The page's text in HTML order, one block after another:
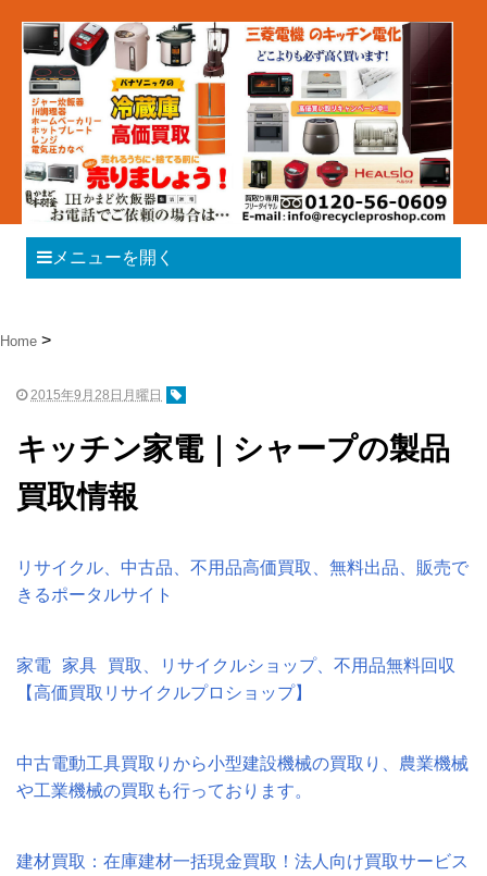
メニューを開く
Home
2015年9月28日月曜日
キッチン家電｜シャープの製品
買取情報
リサイクル、中古品、不用品高価買取、無料出品、販売で
きるポータルサイト
家電 家具 買取、リサイクルショップ、不用品無料回収
【高価買取リサイクルプロショップ】
中古電動工具買取りから小型建設機械の買取り、農業機械
や工業機械の買取も行っております。
建材買取：在庫建材一括現金買取！法人向け買取サービス